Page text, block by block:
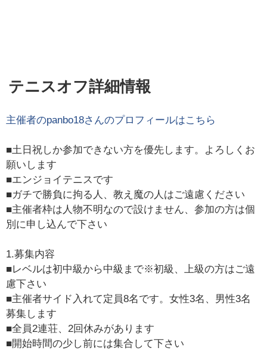
テニスオフ詳細情報
主催者のpanbo18さんのプロフィールはこちら
■土日祝しか参加できない方を優先します。よろしくお
願いします
■エンジョイテニスです
■ガチで勝負に拘る人、教え魔の人はご遠慮ください
■主催者枠は人物不明なので設けません、参加の方は個
別に申し込んで下さい
1.募集内容
■レベルは初中級から中級まで※初級、上級の方はご遠
慮下さい
■主催者サイド入れて定員8名です。女性3名、男性3名
募集します
■全員2連荘、2回休みがあります
■開始時間の少し前には集合して下さい